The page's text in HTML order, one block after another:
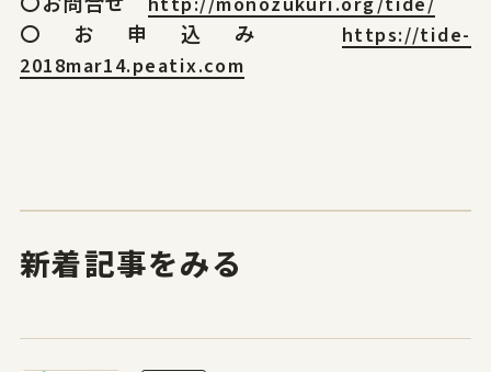
〇お申込み https://tide-
2018mar14.peatix.com
新着記事をみる